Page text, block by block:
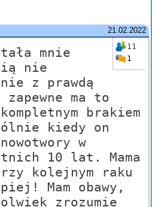
21.02.2022
11
1
mnie
nie
z prawdą
zapewne ma to
brakiem
kiedy on
w
10 lat. Mama
kolejnym raku
Mam obawy,
zrozumie